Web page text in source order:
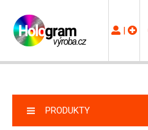
|
PRODUKTY